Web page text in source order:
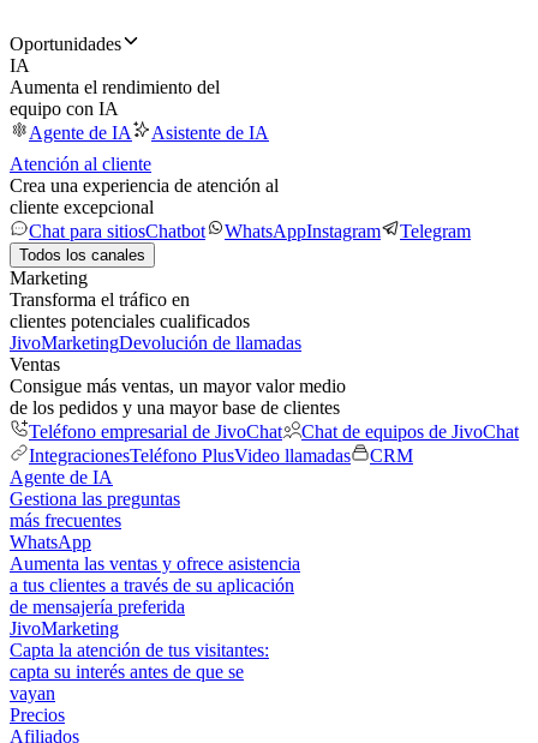
Oportunidades
IA
Aumenta el rendimiento del
equipo con IA
Agente de IA
Asistente de IA
Atención al cliente
Crea una experiencia de atención al
cliente excepcional
Chat para sitiosChatbot WhatsAppInstagram Telegram
Todos los canales
Marketing
Transforma el tráfico en
clientes potenciales cualificados
JivoMarketingDevolución de llamadas
Ventas
Consigue más ventas, un mayor valor medio
de los pedidos y una mayor base de clientes
Teléfono empresarial de JivoChat
Chat de equipos de JivoChat
IntegracionesTeléfono PlusVideo llamadas
CRM
Agente de IA
Gestiona las preguntas
más frecuentes
WhatsApp
Aumenta las ventas y ofrece asistencia
a tus clientes a través de su aplicación
de mensajería preferida
JivoMarketing
Capta la atención de tus visitantes:
capta su interés antes de que se
vayan
Precios
Afiliados